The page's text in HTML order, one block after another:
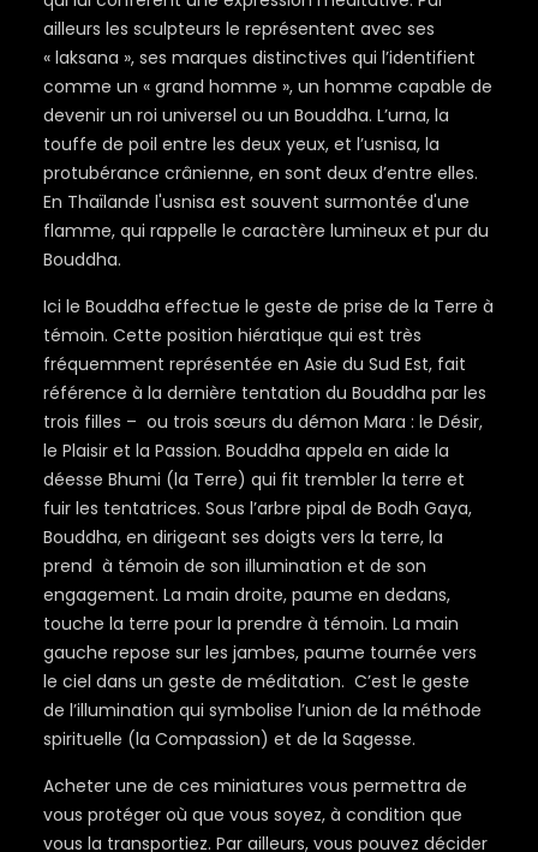
ailleurs les sculpteurs le représentent avec ses
« laksana », ses marques distinctives qui l’identifient
comme un « grand homme », un homme capable de
devenir un roi universel ou un Bouddha. L’urna, la
touffe de poil entre les deux yeux, et l’usnisa, la
protubérance crânienne, en sont deux d’entre elles.
En Thaïlande l'usnisa est souvent surmontée d'une
flamme, qui rappelle le caractère lumineux et pur du
Bouddha.
Ici le Bouddha effectue le geste de prise de la Terre à
témoin. Cette position hiératique qui est très
fréquemment représentée en Asie du Sud Est, fait
référence à la dernière tentation du Bouddha par les
trois filles – ou trois sœurs du démon Mara : le Désir,
le Plaisir et la Passion. Bouddha appela en aide la
déesse Bhumi (la Terre) qui fit trembler la terre et
fuir les tentatrices. Sous l’arbre pipal de Bodh Gaya,
Bouddha, en dirigeant ses doigts vers la terre, la
prend à témoin de son illumination et de son
engagement. La main droite, paume en dedans,
touche la terre pour la prendre à témoin. La main
gauche repose sur les jambes, paume tournée vers
le ciel dans un geste de méditation. C’est le geste
de l’illumination qui symbolise l’union de la méthode
spirituelle (la Compassion) et de la Sagesse.
Acheter une de ces miniatures vous permettra de
vous protéger où que vous soyez, à condition que
vous la transportiez. Par ailleurs, vous pouvez décider